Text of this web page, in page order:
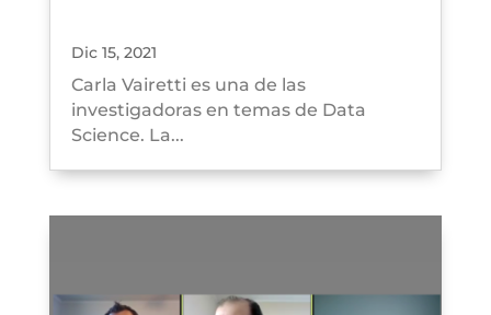
Dic 15, 2021
Carla Vairetti es una de las
investigadoras en temas de Data
Science. La...